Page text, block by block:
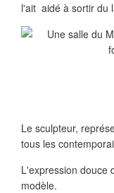
l'ait aidé à sortir du
Le sculpteur,
tous les
L'expression douce
modèle.